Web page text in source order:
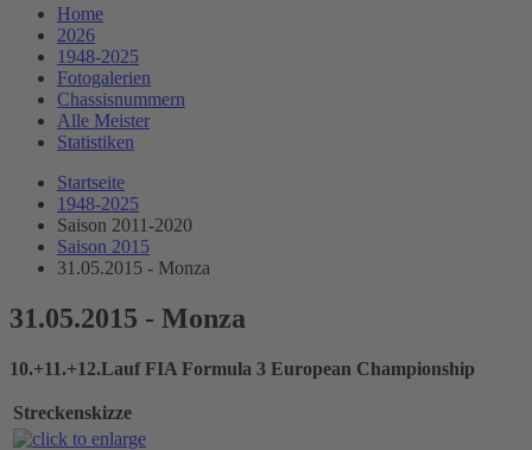
Home
2026
1948-2025
Fotogalerien
Chassisnummern
Alle Meister
Statistiken
Startseite
1948-2025
Saison 2011-2020
Saison 2015
31.05.2015 - Monza
31.05.2015 - Monza
10.+11.+12.Lauf FIA Formula 3 European Championship
Streckenskizze